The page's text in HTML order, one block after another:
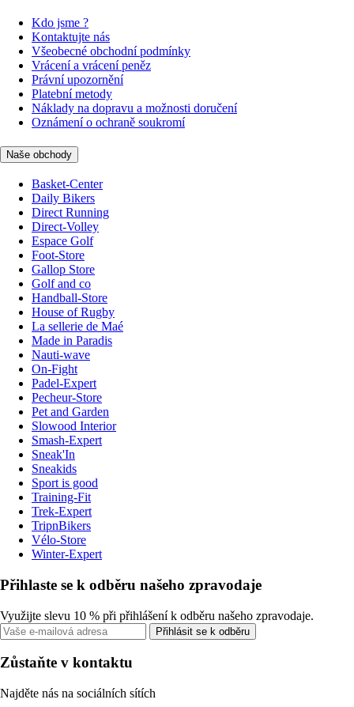
Kdo jsme ?
Kontaktujte nás
Všeobecné obchodní podmínky
Vrácení a vrácení peněz
Právní upozornění
Platební metody
Náklady na dopravu a možnosti doručení
Oznámení o ochraně soukromí
Naše obchody
Basket-Center
Daily Bikers
Direct Running
Direct-Volley
Espace Golf
Foot-Store
Gallop Store
Golf and co
Handball-Store
House of Rugby
La sellerie de Maé
Made in Paradis
Nauti-wave
On-Fight
Padel-Expert
Pecheur-Store
Pet and Garden
Slowood Interior
Smash-Expert
Sneak'In
Sneakids
Sport is good
Training-Fit
Trek-Expert
TripnBikers
Vélo-Store
Winter-Expert
Přihlaste se k odběru našeho zpravodaje
Využijte slevu 10 % při přihlášení k odběru našeho zpravodaje.
Přihlásit se k odběru
Zůstaňte v kontaktu
Najděte nás na sociálních sítích